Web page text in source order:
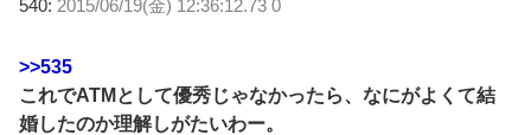
540: 2015/06/19(金) 12:36:12.73 0
>>535
これでATMとして優秀じゃなかったら、なにがよくて結
婚したのか理解しがたいわー。